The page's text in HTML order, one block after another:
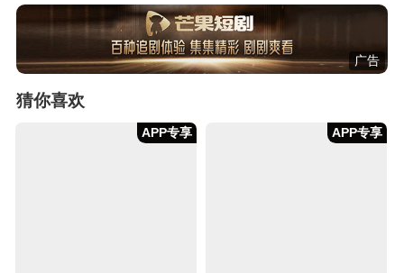
广告
猜你喜欢
APP专享 APP专享